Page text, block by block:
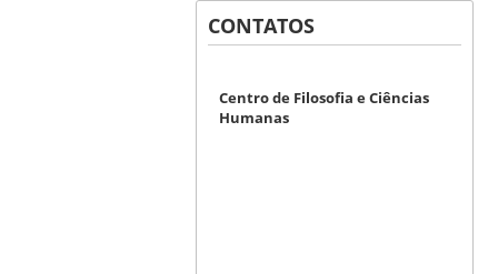
CONTATOS
Centro de Filosofia e Ciências
Humanas